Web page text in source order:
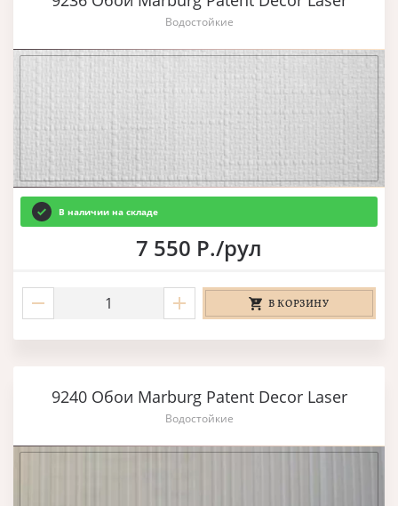
Водостойкие
В наличии на складе
7 550 Р./рул
В КОРЗИНУ
9240 Обои Marburg Patent Decor Laser
Водостойкие